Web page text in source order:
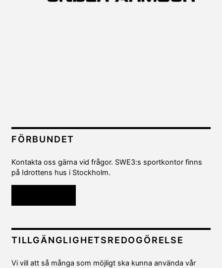
FÖRBUNDET
Kontakta oss gärna vid frågor. SWE3:s sportkontor finns
på Idrottens hus i Stockholm.
TILLGÄNGLIGHETSREDOGÖRELSE
Vi vill att så många som möjligt ska kunna använda vår